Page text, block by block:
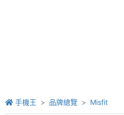
手機王 品牌總覽 Misfit